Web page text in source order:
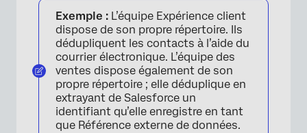
Exemple : L’équipe Expérience client
dispose de son propre répertoire. Ils
dédupliquent les contacts à l’aide du
courrier électronique. L’équipe des
ventes dispose également de son
propre répertoire ; elle déduplique en
extrayant de Salesforce un
identifiant qu’elle enregistre en tant
que Référence externe de données.